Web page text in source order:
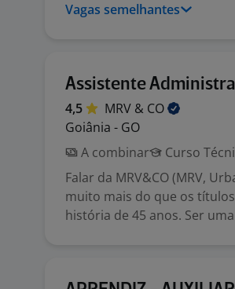
Vagas semelhantes
Assistente
4,5 MRV & CO
Goiânia - GO
A combinar
Curso
Falar da MRV&CO (MRV,
muito mais do que os
história de 45 anos. Ser